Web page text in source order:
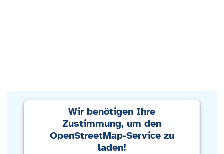
Wir benötigen Ihre
Zustimmung, um den
OpenStreetMap-Service zu
laden!